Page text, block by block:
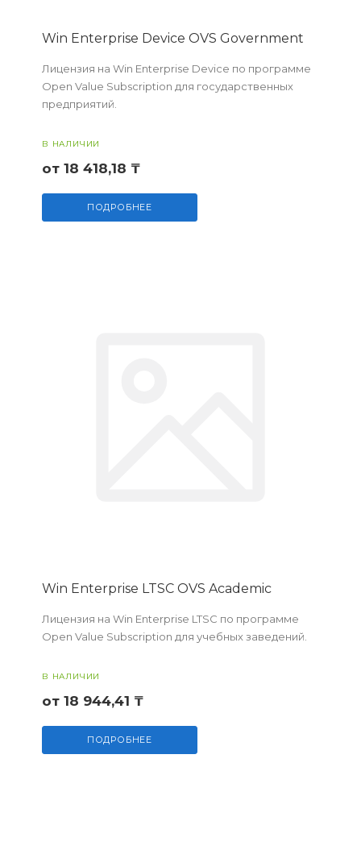
Win Enterprise Device OVS Government
Лицензия на Win Enterprise Device по программе
Open Value Subscription для государственных
предприятий.
В НАЛИЧИИ
от 18 418,18 ₸
ПОДРОБНЕЕ
Win Enterprise LTSC OVS Academic
Лицензия на Win Enterprise LTSC по программе
Open Value Subscription для учебных заведений.
В НАЛИЧИИ
от 18 944,41 ₸
ПОДРОБНЕЕ